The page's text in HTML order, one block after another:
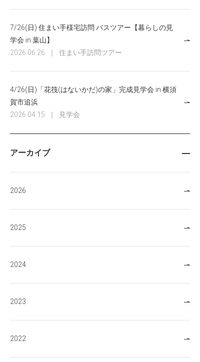
7/26(日) 住まい手様宅訪問 バスツアー【暮らしの見
学会 in 葉山】
2026.06.26
住まい手訪問ツアー
4/26(日)「花筏(はないかだ)の家」完成見学会 in 横須
賀市追浜
2026.04.15
見学会
アーカイブ
2026
2025
2024
2023
2022